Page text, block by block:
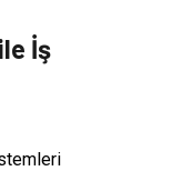
İş